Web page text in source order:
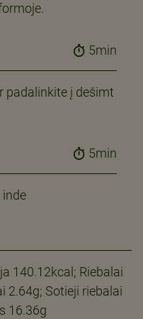
5min
padalinkite į dešimt
5min
140.12kcal; Riebalai
2.64g; Sotieji riebalai
16.36g